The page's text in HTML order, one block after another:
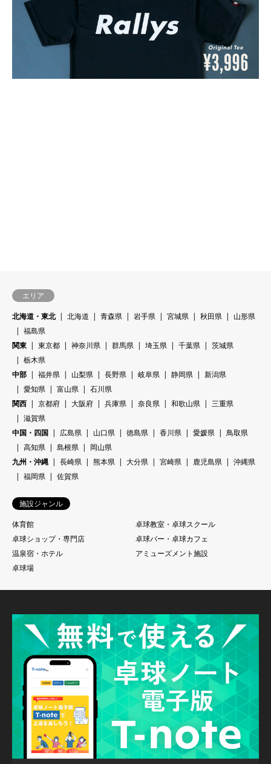
エリア
北海道・東北
北海道 青森県 岩手県 宮城県 秋田県
山形県
福島県
関東
東京都 神奈川県 群馬県 埼玉県 千葉県
茨城県
栃木県
中部
福井県 山梨県 長野県 岐阜県 静岡県
新潟県
愛知県
富山県
石川県
関西
京都府 大阪府 兵庫県 奈良県 和歌山県
三重県
滋賀県
中国・四国
広島県 山口県 徳島県 香川県 愛媛県
鳥取県
高知県
島根県
岡山県
九州・沖縄
長崎県 熊本県 大分県 宮崎県 鹿児島県
沖縄県
福岡県
佐賀県
施設ジャンル
体育館
卓球教室・卓球スクール
卓球ショップ・専門店
卓球バー・卓球カフェ
温泉宿・ホテル
アミューズメント施設
卓球場